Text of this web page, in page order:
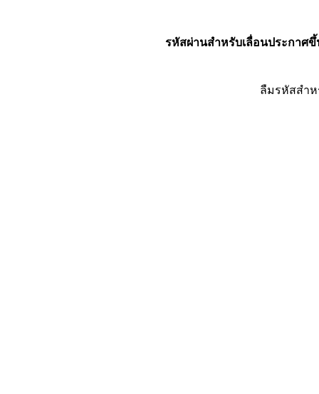
รหัสผ่านสำหรับเลื่อนประกาศขึ้
ลืมรหัสสำ